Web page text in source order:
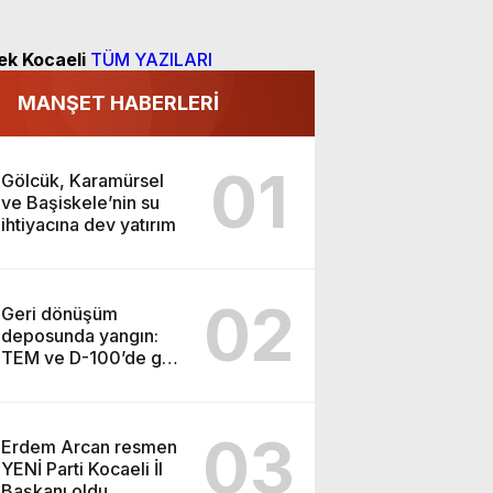
Kocaeli TÜM YAZILARI
MANŞET HABERLERİ
Gölcük, Karamürsel
ve Başiskele’nin su
ihtiyacına dev yatırım
01
Geri dönüşüm
deposunda yangın:
TEM ve D-100’de göz
02
Erdem Arcan resmen
YENİ Parti Kocaeli İl
03